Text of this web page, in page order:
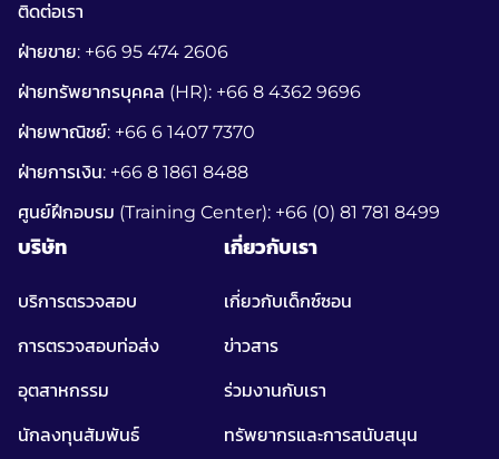
ติดต่อเรา
ฝ่ายขาย: +66 95 474 2606
ฝ่ายทรัพยากรบุคคล (HR): +66 8 4362 9696
ฝ่ายพาณิชย์: +66 6 1407 7370
ฝ่ายการเงิน: +66 8 1861 8488
ศูนย์ฝึกอบรม (Training Center): +66 (0) 81 781 8499
บริษัท
บริการตรวจสอบ
การตรวจสอบท่อส่ง
อุตสาหกรรม
นักลงทุนสัมพันธ์
เกี่ยวกับเรา
เกี่ยวกับเด็กซ์ซอน
ข่าวสาร
ร่วมงานกับเรา
ทรัพยากรและการสนับสนุน